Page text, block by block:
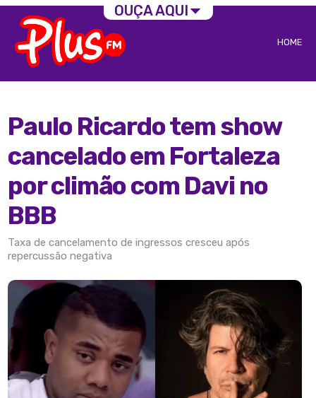
HOME
Paulo Ricardo tem show
cancelado em Fortaleza
por climão com Davi no
BBB
Taxa de cancelamento de ingressos cresceu após
repercussão negativa
OUÇA AQUI